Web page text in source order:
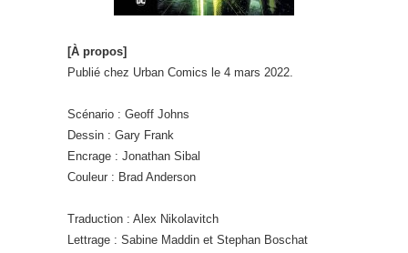
[À propos]
Publié chez Urban Comics le 4 mars 2022.
Scénario : Geoff Johns
Dessin : Gary Frank
Encrage : Jonathan Sibal
Couleur : Brad Anderson
Traduction : Alex Nikolavitch
Lettrage : Sabine Maddin et Stephan Boschat